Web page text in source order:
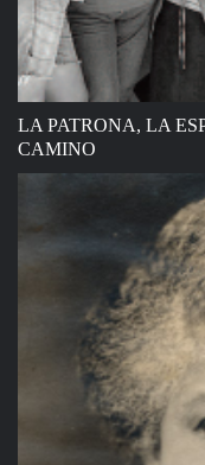
LA PATRONA, LA
CAMINO